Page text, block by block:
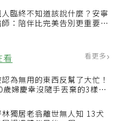
人臨終不知道該說什麼？安寧
師：陪伴比完美告別更重要，
看 看更多
認為無用的東西反幫了大忙！
歲婦慶幸沒隨手丟棄的3樣物
林獨居老翁離世無人知 13犬